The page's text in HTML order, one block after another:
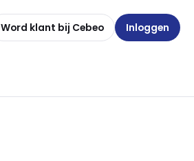
Word klant bij Cebeo Inloggen